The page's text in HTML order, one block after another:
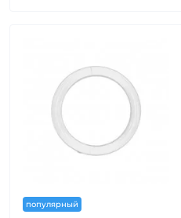
популярный